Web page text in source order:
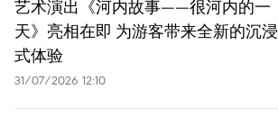
艺术演出《河内故事——很河内的一
天》亮相在即 为游客带来全新的沉浸
式体验
31/07/2026 12:10